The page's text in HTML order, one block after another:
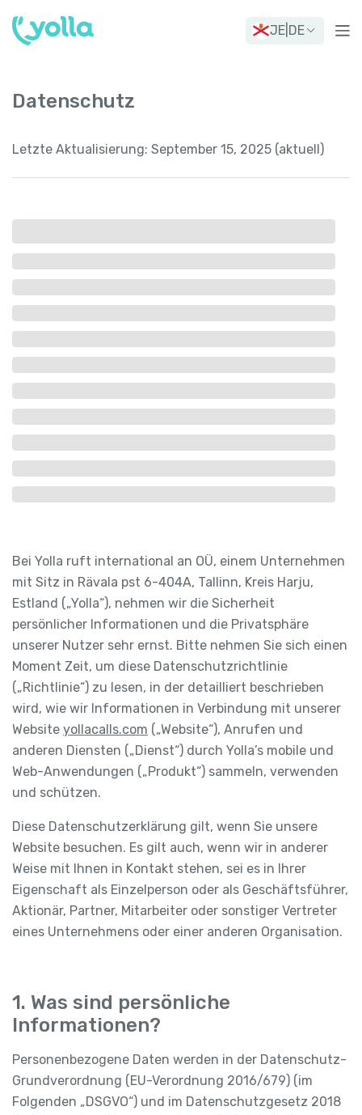
JE DE
Datenschutz
Letzte Aktualisierung: September 15, 2025 (aktuell)
Bei Yolla ruft international an OÜ, einem Unternehmen
mit Sitz in Rävala pst 6-404A, Tallinn, Kreis Harju,
Estland („Yolla“), nehmen wir die Sicherheit
persönlicher Informationen und die Privatsphäre
unserer Nutzer sehr ernst. Bitte nehmen Sie sich einen
Moment Zeit, um diese Datenschutzrichtlinie
(„Richtlinie“) zu lesen, in der detailliert beschrieben
wird, wie wir Informationen in Verbindung mit unserer
Website yollacalls.com („Website“), Anrufen und
anderen Diensten („Dienst“) durch Yolla’s mobile und
Web-Anwendungen („Produkt“) sammeln, verwenden
und schützen.
Diese Datenschutzerklärung gilt, wenn Sie unsere
Website besuchen. Es gilt auch, wenn wir in anderer
Weise mit Ihnen in Kontakt stehen, sei es in Ihrer
Eigenschaft als Einzelperson oder als Geschäftsführer,
Aktionär, Partner, Mitarbeiter oder sonstiger Vertreter
eines Unternehmens oder einer anderen Organisation.
1. Was sind persönliche
Informationen?
Personenbezogene Daten werden in der Datenschutz-
Grundverordnung (EU-Verordnung 2016/679) (im
Folgenden „DSGVO“) und im Datenschutzgesetz 2018